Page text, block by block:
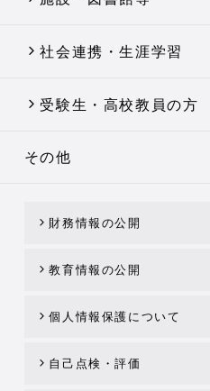
社会連携・生涯学習
受験生・高校教員の方
その他
財務情報の公開
教育情報の公開
個人情報保護について
自己点検・評価